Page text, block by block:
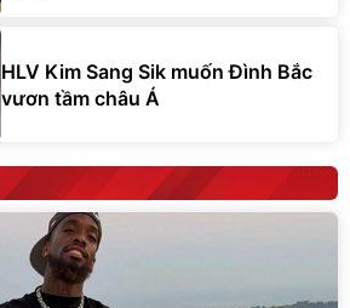
HLV Kim Sang Sik muốn Đình Bắc
vươn tầm châu Á